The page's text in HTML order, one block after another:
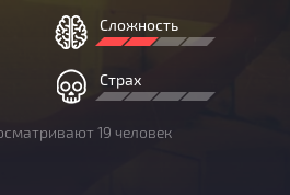
Сложность
Страх
19 человек